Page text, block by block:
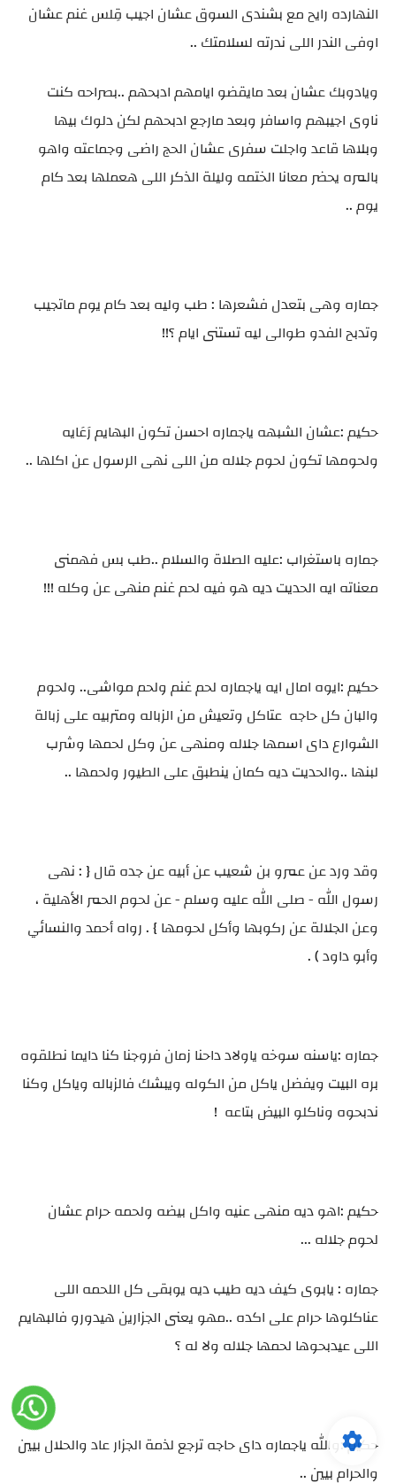
النهارده رايح مع بشندى السوق عشان اجيب قِلس غنم عشان
اوفى الندر اللى ندرته لسلامتك ..
ويادوبك عشان بعد مايقضو ايامهم ادبحهم ..بصراحه كنت
ناوى اجيبهم واسافر وبعد مارجع ادبحهم لكن دلوك بيها
وبلاها قاعد واجلت سفرى عشان الحج راضى وجماعته واهو
بالمره يحضر معانا الختمه وليلة الذكر اللى هعملها بعد كام
يوم ..
جماره وهى بتعدل فشعرها : طب وليه بعد كام يوم ماتجيب
وتدبح الفدو طوالى ليه تستنى ايام ؟!!
حكيم :عشان الشبهه ياجماره احسن تكون البهايم رَعَايه
ولحومها تكون لحوم جلاله من اللى نهى الرسول عن اكلها ..
جماره باستغراب :عليه الصلاة والسلام ..طب بس فهمنى
معناته ايه الحديت ديه هو فيه لحم غنم منهى عن وكله !!!
حكيم :ايوه امال ايه ياجماره لحم غنم ولحم مواشى.. ولحوم
والبان كل حاجه عتاكل وتعيش من الزباله ومتربيه على زبالة
الشوارع داى اسمها جلاله ومنهى عن وكل لحمها وشرب
لبنها ..والحديت ديه كمان ينطبق على الطيور ولحمها ..
وقد ورد عن عمرو بن شعيب عن أبيه عن جده قال { : نهى
رسول الله - صلى الله عليه وسلم - عن لحوم الحمر الأهلية ،
وعن الجلالة عن ركوبها وأكل لحومها } . رواه أحمد والنسائي
وأبو داود ) .
جماره :ياسنه سوخه ياولاد داحنا زمان فروجنا كنا دايما نطلقوه
بره البيت ويفضل ياكل من الكوله ويبشك فالزباله وياكل وكنا
ندبحوه وناكلو البيض بتاعه !
حكيم :اهو ديه منهى عنيه واكل بيضه ولحمه حرام عشان
لحوم جلاله ...
جماره : يابوى كيف ديه طيب ديه يوبقى كل اللحمه اللى
عناكلوها حرام على اكده ..مهو يعنى الجزارين هيدورو فالبهايم
اللى عيدبحوها لحمها جلاله ولا له ؟
حكيم :والله ياجماره داى حاجه ترجع لذمة الجزار عاد والحلال بيين
والحرام بيين ..